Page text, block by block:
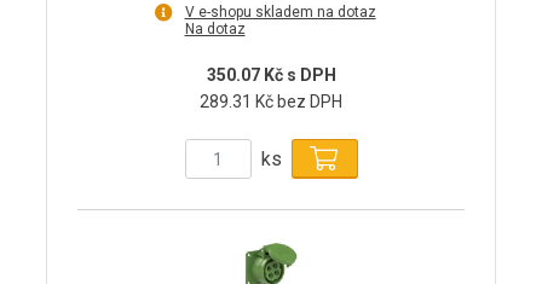
V e-shopu skladem na dotaz
Na dotaz
350.07 Kč s DPH
289.31 Kč bez DPH
ks